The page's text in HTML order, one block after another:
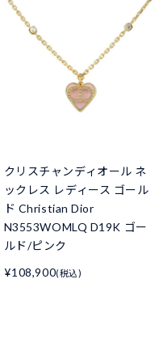
クリスチャンディオール ネ
ックレス レディース ゴール
ド Christian Dior
N3553WOMLQ D19K ゴー
ルド/ピンク
¥108,900(税込)